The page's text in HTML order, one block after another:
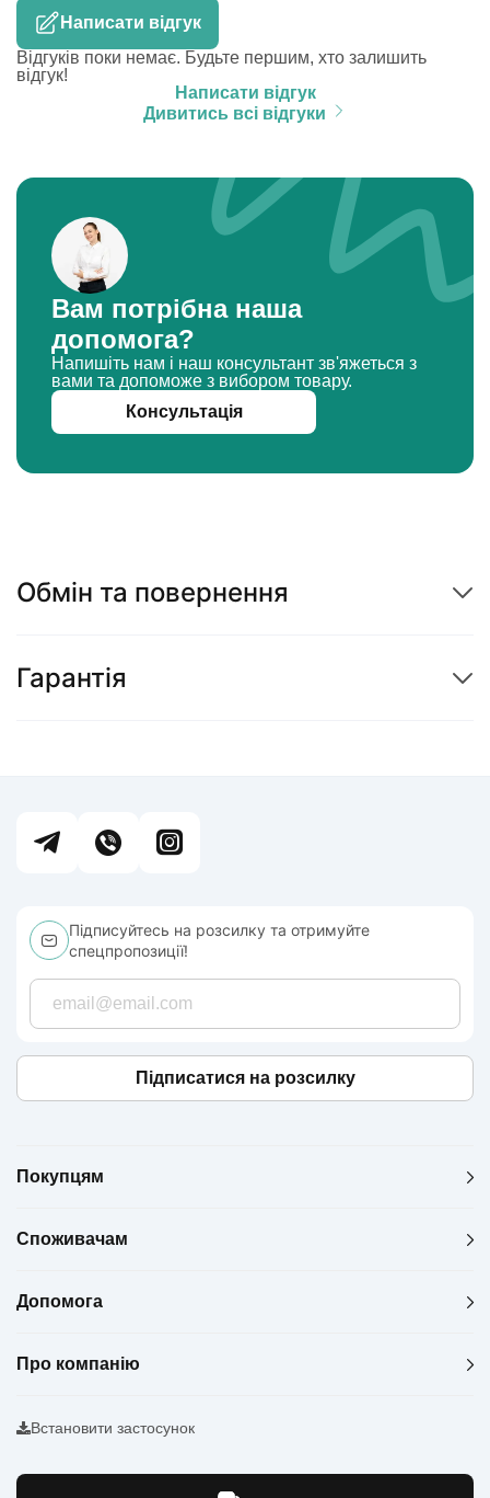
Написати відгук
Відгуків поки немає. Будьте першим, хто залишить
відгук!
Написати відгук
Дивитись всі відгуки
Вам потрібна наша
допомога?
Напишіть нам і наш консультант зв'яжеться з
вами та допоможе з вибором товару.
Консультація
Обмін та повернення
Гарантія
Підписуйтесь на розсилку та отримуйте
спецпропозиції!
Підписатися на розсилку
Покупцям
Споживачам
Допомога
Про компанію
Встановити застосунок